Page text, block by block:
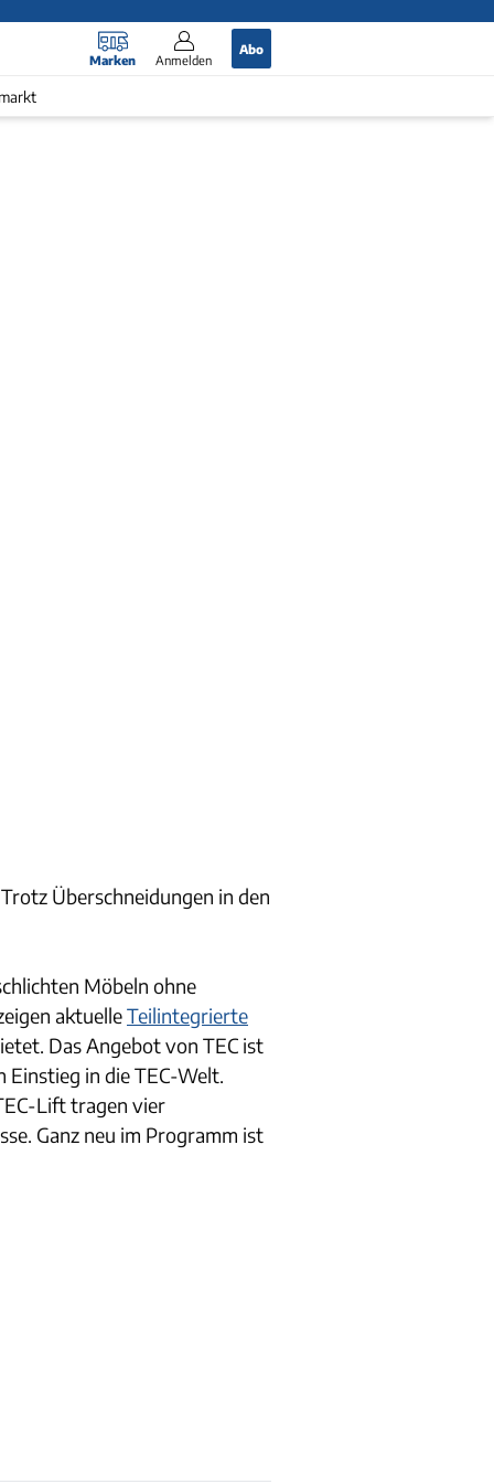
Marken Anmelden
Abo
Überschneidungen in den
Möbeln ohne
aktuelleTeilintegrierte
Das Angebot von TEC ist
in die TEC-Welt.
Lift tragen vier
Ganz neu im Programm ist